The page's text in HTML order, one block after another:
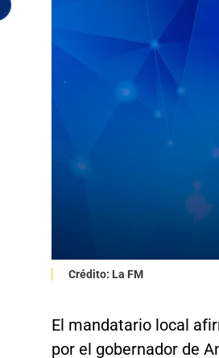
Crédito: La FM
El mandatario local
por el gobernador de